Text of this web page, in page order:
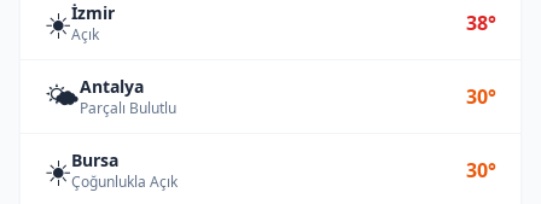
☀️İzmir
Açık 38°
🌤️Antalya
Parçalı Bulutlu 30°
☀️Bursa
Çoğunlukla Açık 30°